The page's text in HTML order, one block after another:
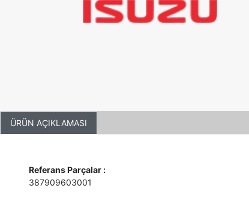
ÜRÜN AÇIKLAMASI
Referans Parçalar :
387909603001